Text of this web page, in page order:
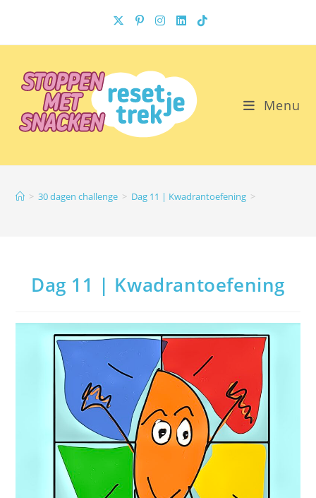
inhoud
Menu
> 30 dagen challenge > Dag 11 | Kwadrantoefening >
Dag 11 | Kwadrantoefening